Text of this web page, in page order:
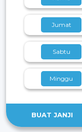
Jumat
Sabtu
Minggu
BUAT JANJI